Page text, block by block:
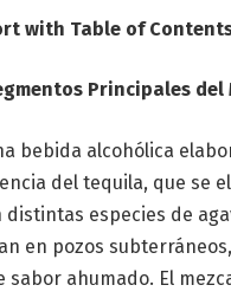
with Table of
Principales del
bebida alcohólica
del tequila, que se
distintas especies de
en pozos
sabor ahumado. El